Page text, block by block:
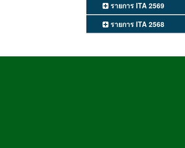
รายการ ITA 2569
รายการ ITA 2568